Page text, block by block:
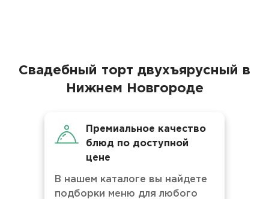
Свадебный торт двухъярусный в
Нижнем Новгороде
Премиальное качество
блюд по доступной
цене
В нашем каталоге вы найдете
подборки меню для любого